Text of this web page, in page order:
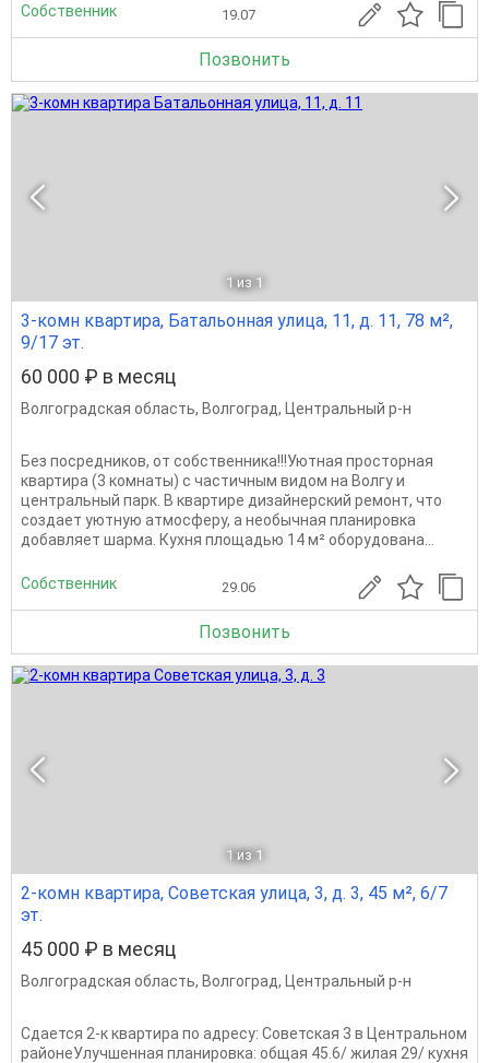
Собственник 19.07
Позвонить
1 из 1
3-комн квартира, Батальонная улица, 11, д. 11, 78 м²,
9/17 эт.
60 000 ₽ в месяц
Волгоградская область, Волгоград, Центральный р-н
Без посредников, от собственника!!!Уютная просторная
квартира (3 комнаты) с частичным видом на Волгу и
центральный парк. В квартире дизайнерский ремонт, что
создает уютную атмосферу, а необычная планировка
добавляет шарма. Кухня площадью 14 м² оборудована...
Собственник 29.06
Позвонить
1 из 1
2-комн квартира, Советская улица, 3, д. 3, 45 м², 6/7
эт.
45 000 ₽ в месяц
Волгоградская область, Волгоград, Центральный р-н
Сдается 2-к квартира по адресу: Советская 3 в Центральном
районеУлучшенная планировка: общая 45.6/ жилая 29/ кухня